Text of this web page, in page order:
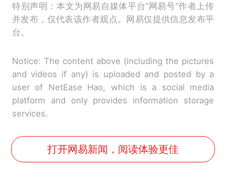
特别声明：本文为网易自媒体平台“网易号”作者上传
并发布，仅代表该作者观点。网易仅提供信息发布平
台。
Notice: The content above (including the pictures
and videos if any) is uploaded and posted by a
user of NetEase Hao, which is a social media
platform and only provides information storage
services.
打开网易新闻，阅读体验更佳